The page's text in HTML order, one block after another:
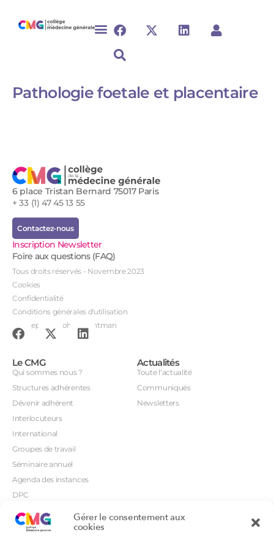
Gérer le consentement aux
cookies
Pathologie foetale et placentaire​
6 place Tristan Bernard 75017 Paris
+ 33 (1) 47 45 13 55
Contactez-nous
Inscription Newsletter
Foire aux questions (FAQ)
Tous droits réservés - Novembre 2023
Cookies
Confidentialité
Conditions générales d'utilisation
Conception : John Brightman
Le CMG
Qui sommes nous ?
Structures adhérentes
Dévenir adhérent
Interlocuteurs
International
Groupes de travail
Séminaire annuel
Agenda des instances
DPC
Orientations prioritaires
Actualités
Toute l’actualité
Communiqués
Newsletters